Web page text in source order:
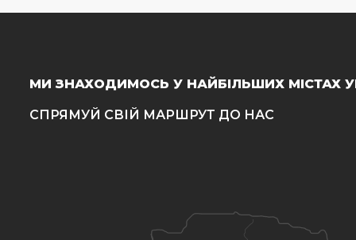
МИ ЗНАХОДИМОСЬ У НАЙБІЛЬШИХ МІСТАХ
СПРЯМУЙ СВІЙ МАРШРУТ ДО НАС